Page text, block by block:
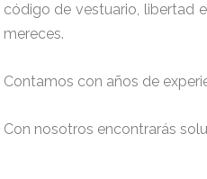
código de vestuario, libertad
mereces.
Contamos con años de
Con nosotros encontrarás